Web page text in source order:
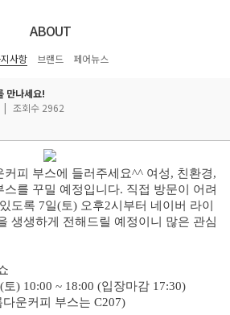
ABOUT
사항 브랜드 페어뉴스
만나세요!
| 조회수 2962
커피 부스에 들러주세요^^ 여성, 친환경,
를 꾸밀 예정입니다. 직접 방문이 어려
도록 7일(토) 오후2시부터 네이버 라이
생생하게 전해드릴 예정이니 많은 관심
) 10:00 ~ 18:00 (입장마감 17:30)
운커피 부스는 C207)